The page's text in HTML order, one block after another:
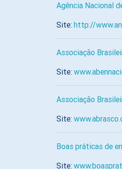
Agência Nacional
Site: http://
Associação
Site:
Associação
Site:
Boas práticas de
Site: